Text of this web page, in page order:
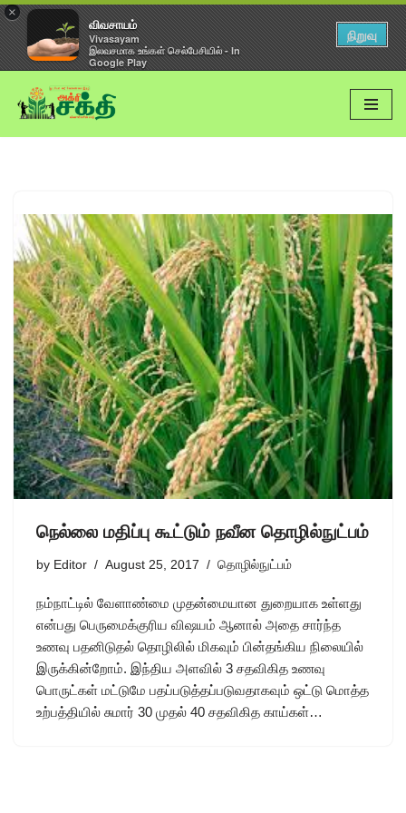
×
விவசாயம்
Vivasayam
இலவசமாக உங்கள் செல்பேசியில் - In
Google Play
நிறுவு
Skip
to
நெல்லை மதிப்பு கூட்டும் நவீன தொழில்நுட்பம்
by Editor August 25, 2017 தொழில்நுட்பம்
நம்நாட்டில் வேளாண்மை முதன்மையான துறையாக உள்ளது
என்பது பெருமைக்குரிய விஷயம் ஆனால் அதை சார்ந்த
உணவு பதனிடுதல் தொழிலில் மிகவும் பின்தங்கிய நிலையில்
இருக்கின்றோம். இந்திய அளவில் 3 சதவிகித உணவு
பொருட்கள் மட்டுமே பதப்படுத்தப்படுவதாகவும் ஒட்டு மொத்த
உற்பத்தியில் சுமார் 30 முதல் 40 சதவிகித காய்கள்…